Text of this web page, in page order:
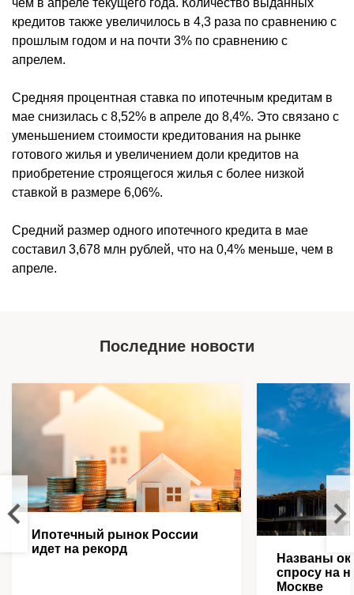
чем в апреле текущего года. Количество выданных
кредитов также увеличилось в 4,3 раза по сравнению с
прошлым годом и на почти 3% по сравнению с
апрелем.
Средняя процентная ставка по ипотечным кредитам в
мае снизилась с 8,52% в апреле до 8,4%. Это связано с
уменьшением стоимости кредитования на рынке
готового жилья и увеличением доли кредитов на
приобретение строящегося жилья с более низкой
ставкой в размере 6,06%.
Средний размер одного ипотечного кредита в мае
составил 3,678 млн рублей, что на 0,4% меньше, чем в
апреле.
Последние новости
Ипотечный рынок России
идет на рекорд
Названы
спросу на
Москве